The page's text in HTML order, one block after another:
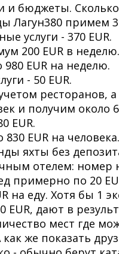
и бюджеты.
Лагун380 примем
услуги - 370 EUR.
200 EUR в неделю.
EUR на неделю.
- 50 EUR.
ресторанов,
и получим около
EUR.
EUR на человека.
яхты без
отелем: номер
примерно по 20
на еду. Хотя бы 1
EUR, дают в
мест где
же показать